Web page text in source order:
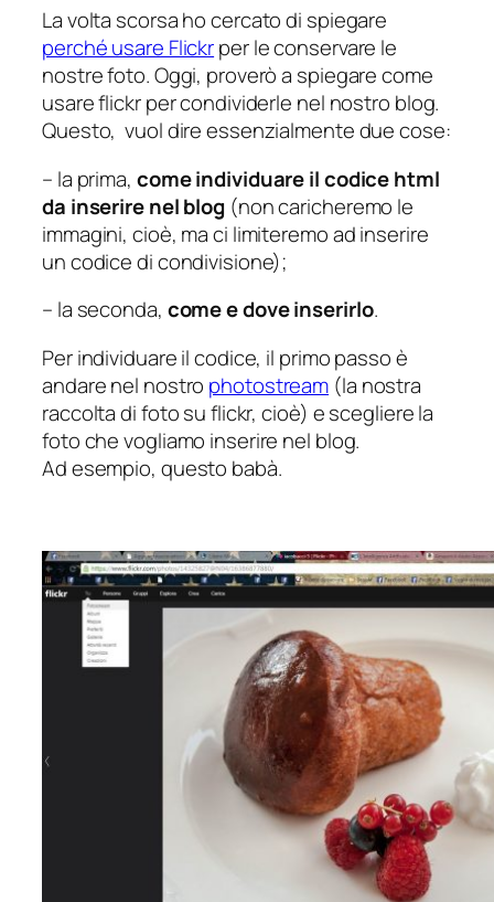
La volta scorsa ho cercato di spiegare
perché usare Flickrper le conservare le
nostre foto. Oggi, proverò a spiegare come
usare flickr per condividerle nel nostro blog.
Questo, vuol dire essenzialmente due cose:
– la prima, come individuare ilcodice html
da inserire nel blog (non caricheremo le
immagini, cioè, ma ci limiteremo ad inserire
un codice di condivisione);
– la seconda, come e dove inserirlo.
Per individuare il codice, il primo passo è
andare nel nostro photostream (la nostra
raccolta di foto su flickr, cioè) e scegliere la
foto che vogliamo inserire nel blog.
Ad esempio, questo babà.